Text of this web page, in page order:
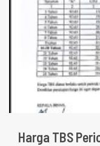
Harga TBS